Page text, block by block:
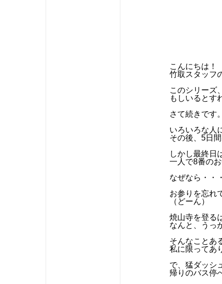
こんにちは！
竹取スタッフ
このシリーズ
もしいるとす
さて続きです
いろいろな人
その後、5日
しかし最終日
一人で8番の
なぜなら・・
お参りを忘れ
（どーん）
焼山寺を登る
なんと、うっ
そんなことあ
私に限ってあ
で、猛ダッシ
帰りのバス停